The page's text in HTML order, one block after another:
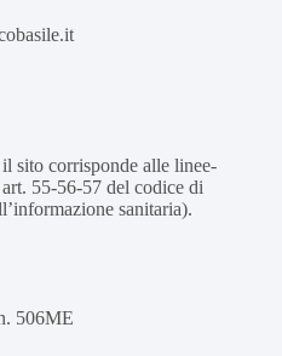
sito corrisponde alle linee-
55-56-57 del codice di
sanitaria).
506ME